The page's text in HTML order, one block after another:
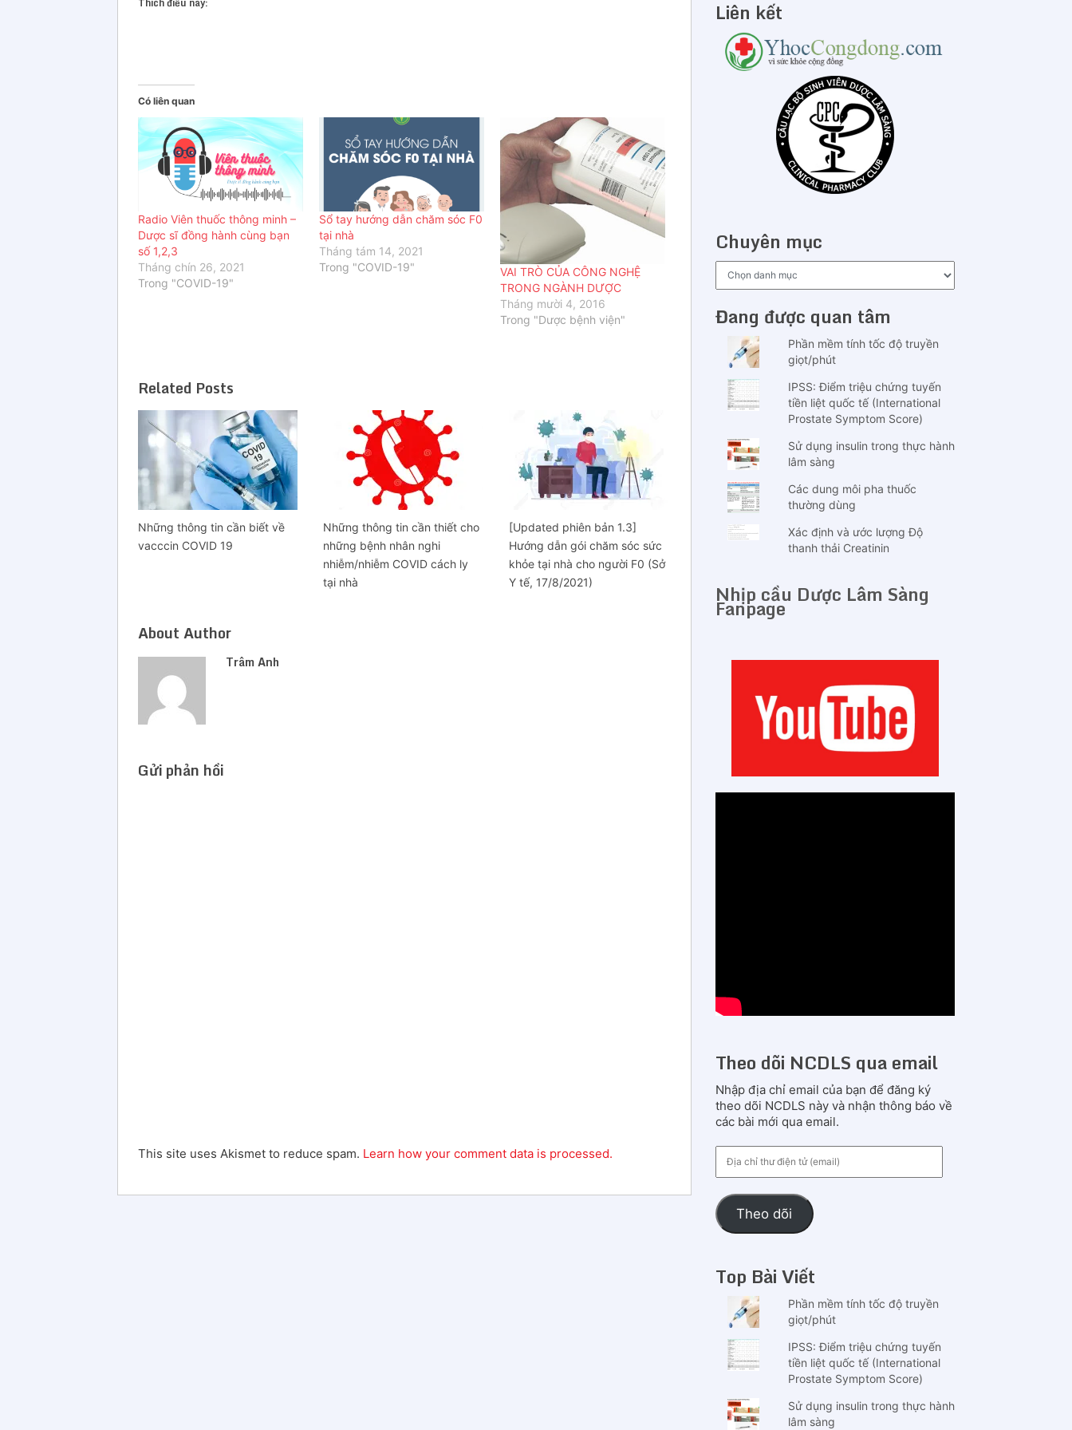
Có liên quan
Radio Viên thuốc thông minh –
Dược sĩ đồng hành cùng bạn
số 1,2,3
Tháng chín 26, 2021
Trong "COVID-19"
Sổ tay hướng dẫn chăm sóc F0
tại nhà
Tháng tám 14, 2021
Trong "COVID-19"
VAI TRÒ CỦA CÔNG NGHỆ
TRONG NGÀNH DƯỢC
Tháng mười 4, 2016
Trong "Dược bệnh viện"
Related Posts
Những thông tin cần biết về
vacccin COVID 19
Những thông tin cần thiết cho
những bệnh nhân nghi
nhiễm/nhiễm COVID cách ly
tại nhà
[Updated phiên bản 1.3]
Hướng dẫn gói chăm sóc sức
khỏe tại nhà cho người F0 (Sở
Y tế, 17/8/2021)
About Author
Trâm Anh
Gửi phản hồi
This site uses Akismet to reduce spam. Learn how your comment data is processed.
Liên kết
Chuyên mục
Đang được quan tâm
Phần mềm tính tốc độ truyền
giọt/phút
IPSS: Điểm triệu chứng tuyến
tiền liệt quốc tế (International
Prostate Symptom Score)
Sử dụng insulin trong thực hành
lâm sàng
Các dung môi pha thuốc
thường dùng
Xác định và ước lượng Độ
thanh thải Creatinin
Nhịp cầu Dược Lâm Sàng
Fanpage
Theo dõi NCDLS qua email
Nhập địa chỉ email của bạn để đăng ký
theo dõi NCDLS này và nhận thông báo về
các bài mới qua email.
chỉ
điện
tử
(email)
Theo dõi
Top Bài Viết
Phần mềm tính tốc độ truyền
giọt/phút
IPSS: Điểm triệu chứng tuyến
tiền liệt quốc tế (International
Prostate Symptom Score)
Sử dụng insulin trong thực hành
lâm sàng